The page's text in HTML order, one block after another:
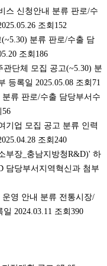
스 신청안내 분류 판로/수
조회152
분류 판로/수출 담
조회186
단체 모집 공고(~5.30) 분
등록일 2025.05.08 조회71
류 판로/수출 담당부서수
56
기업 모집 공고 분류 인력
조회240
부장_충남지방청R&D)' 하
담당부서지역혁신과 첨부
영 안내 분류 전통시장/
2024.03.11 조회390